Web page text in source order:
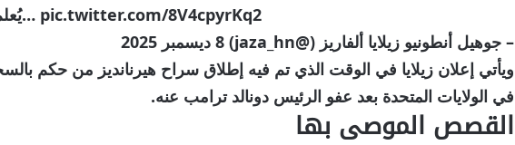
يُعلم الشعب الهندوسي… pic.twitter.com/8V4cpyrKq2
– جوهيل أنطونيو زيلايا ألفاريز (@jaza_hn)
8 ديسمبر 2025
في الولايات المتحدة بعد عفو الرئيس دونالد ترامب عنه.
القصص الموصى بها